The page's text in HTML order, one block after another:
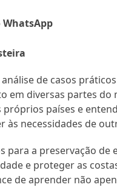
de casos
em diversas partes do
países e
às necessidades de
para a preservação de
e proteger as
de aprender não